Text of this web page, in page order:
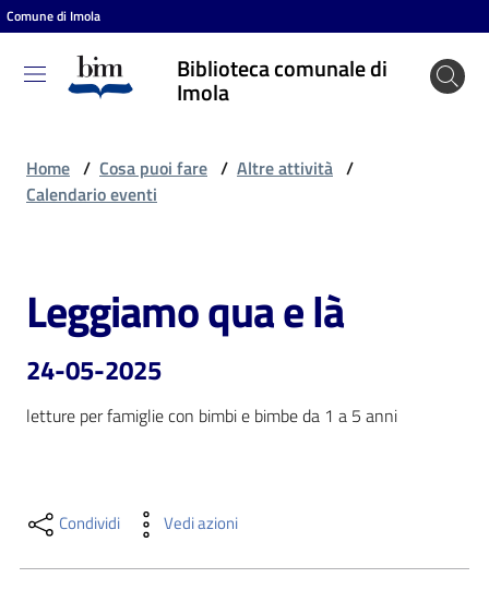
Vai al contenuto
Vai alla navigazione
Vai al footer
Comune di Imola
Biblioteca comunale di
Imola
Biblioteca
comunale
Cosa
puoi
fare
contenuti
Home / Cosa puoi fare / Altre attività /
Calendario eventi
Salta al contenuto
Leggiamo qua e là
24-05-2025
letture per famiglie con bimbi e bimbe da 1 a 5 anni
Condividi Vedi azioni